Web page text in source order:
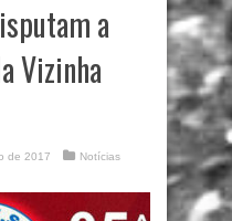
a
Vizinha
de 2017
Notícias